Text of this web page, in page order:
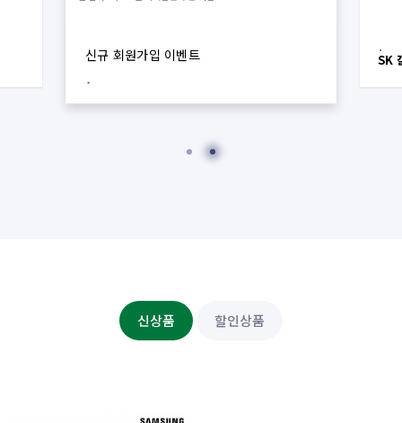
신규 회원가입 이벤트 SK
신상품 할인상품